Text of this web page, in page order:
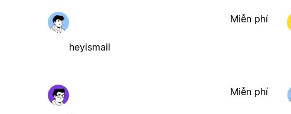
heyismail
Miễn phí
Miễn phí